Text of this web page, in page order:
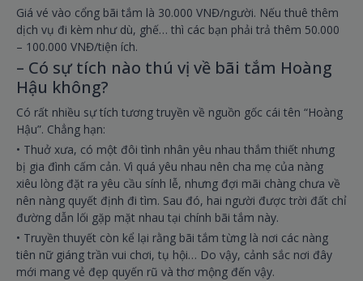
Giá vé vào cổng bãi tắm là 30.000 VNĐ/người. Nếu thuê thêm
dịch vụ đi kèm như dù, ghế… thì các bạn phải trả thêm 50.000
– 100.000 VNĐ/tiện ích.
– Có sự tích nào thú vị về bãi tắm Hoàng
Hậu không?
Có rất nhiều sự tích tương truyền về nguồn gốc cái tên “Hoàng
Hậu”. Chẳng hạn:
• Thuở xưa, có một đôi tình nhân yêu nhau thắm thiết nhưng
bị gia đình cấm cản. Vì quá yêu nhau nên cha mẹ của nàng
xiêu lòng đặt ra yêu cầu sính lễ, nhưng đợi mãi chàng chưa về
nên nàng quyết định đi tìm. Sau đó, hai người được trời đất chỉ
đường dẫn lối gặp mặt nhau tại chính bãi tắm này.
• Truyền thuyết còn kể lại rằng bãi tắm từng là nơi các nàng
tiên nữ giáng trần vui chơi, tụ hội… Do vậy, cảnh sắc nơi đây
mới mang vẻ đẹp quyến rũ và thơ mộng đến vậy.